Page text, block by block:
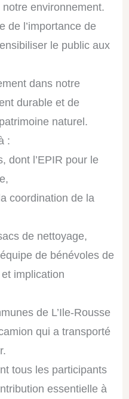
notre environnement.
de l’importance de
le public aux
dans notre
durable et de
naturel.
:
dont l’EPIR pour le
coordination de la
de nettoyage,
de bénévoles de
implication
de L’Ile-Rousse
qui a transporté
tous les participants
essentielle à